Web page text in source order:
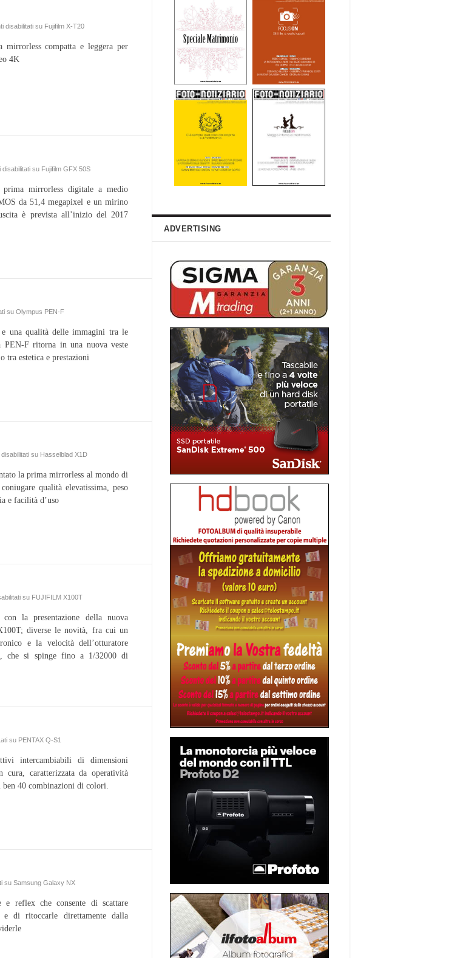
disabilitati su Fujifilm X-T20
mirrorless compatta e leggera per
4K
disabilitati su Fujifilm GFX 50S
mirrorless digitale a medio
da 51,4 megapixel e un mirino
è prevista all’inizio del 2017
su Olympus PEN-F
una qualità delle immagini tra le
F ritorna in una nuova veste
tra estetica e prestazioni
su Hasselblad X1D
la prima mirrorless al mondo di
qualità elevatissima, peso
e facilità d’uso
su FUJIFILM X100T
la presentazione della nuova
diverse le novità, fra cui un
e la velocità dell’otturatore
che si spinge fino a 1/32000 di
su PENTAX Q-S1
intercambiabili di dimensioni
cura, caratterizzata da operatività
ben 40 combinazioni di colori.
su Samsung Galaxy NX
e reflex che consente di scattare
di ritoccarle direttamente dalla
ADVERTISING